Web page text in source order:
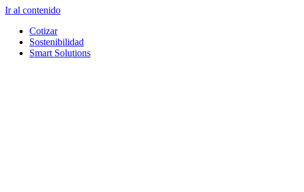
Ir al contenido
Cotizar
Sostenibilidad
Smart Solutions